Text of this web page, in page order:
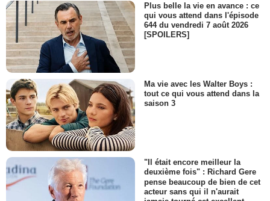
Plus belle la vie en avance : ce
qui vous attend dans l'épisode
644 du vendredi 7 août 2026
[SPOILERS]
Ma vie avec les Walter Boys :
tout ce qui vous attend dans la
saison 3
"Il était encore meilleur la
deuxième fois" : Richard Gere
pense beaucoup de bien de cet
acteur sans qui il n'aurait